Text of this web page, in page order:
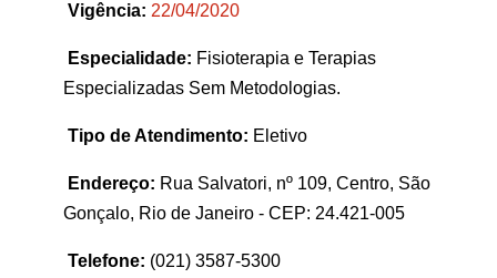
Vigência: 22/04/2020
Especialidade: Fisioterapia e Terapias
Especializadas Sem Metodologias.
Tipo de Atendimento: Eletivo
Endereço: Rua Salvatori, nº 109, Centro, São
Gonçalo, Rio de Janeiro - CEP: 24.421-005
Telefone: (021) 3587-5300